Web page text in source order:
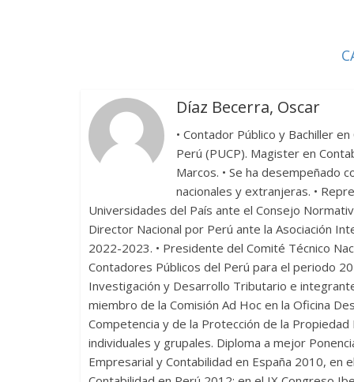
Díaz Becerra, Oscar
• Contador Público y Bachiller
Perú (PUCP). Magister en
Marcos. • Se ha desempeñado
nacionales y extranjeras. •
Universidades del País ante el Consejo
Director Nacional por Perú ante la Asociación
2022-2023. • Presidente del Comité Técnico
Contadores Públicos del Perú para el periodo
Investigación y Desarrollo Tributario e
miembro de la Comisión Ad Hoc en la Oficina
Competencia y de la Protección de la
individuales y grupales. Diploma a mejor
Empresarial y Contabilidad en España 2010,